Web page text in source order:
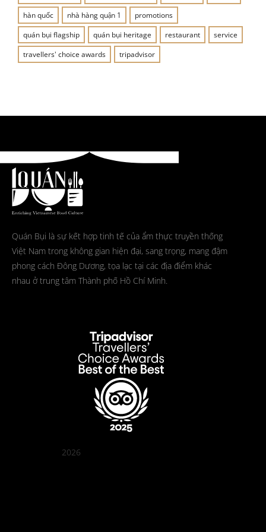
hàn quốc
nhà hàng quận 1
promotions
quán bụi flagship
quán bụi heritage restaurant
service
travellers' choice awards
tripadvisor
Quán Bụi là sự kết hợp tinh tế của ẩm thực truyền thống
Việt Nam trong không gian hiện đại, sang trọng, mang đậm
phong cách Đông Dương, tọa lạc tại các địa điểm khác
nhau ở trung tâm Thành phố Hồ Chí Minh.
2026